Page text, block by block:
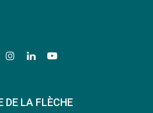
Lien
Lien
compte
Lien
compte
chaîne
DE LA FLÈCHE